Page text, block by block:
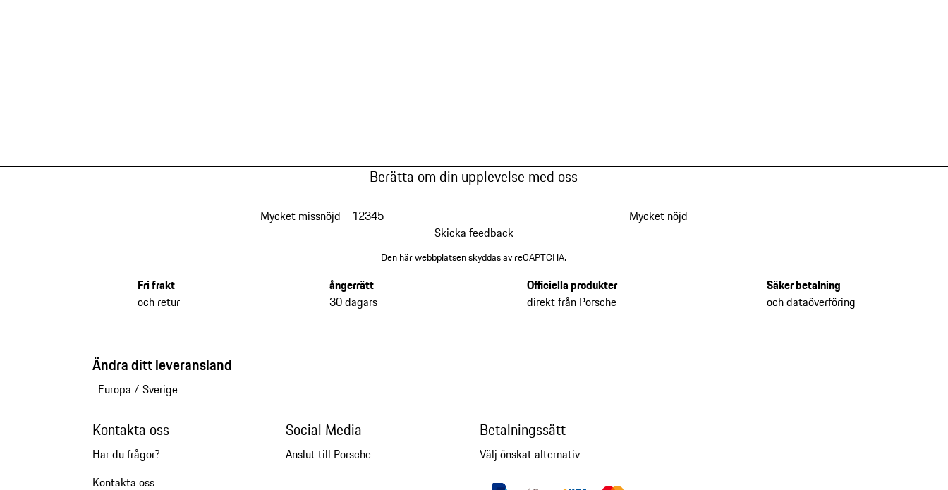
Berätta om din upplevelse med oss
Mycket missnöjd 12345
Mycket nöjd
Skicka feedback
Den här webbplatsen skyddas av reCAPTCHA.
Fri frakt
och retur
ångerrätt
30 dagars
Officiella produkter
direkt från Porsche
Säker betalning
och dataöverföring
Ändra ditt leveransland
Europa / Sverige
Kontakta oss
Har du frågor?
Kontakta oss
Social Media
Anslut till Porsche
Betalningssätt
Välj önskat alternativ